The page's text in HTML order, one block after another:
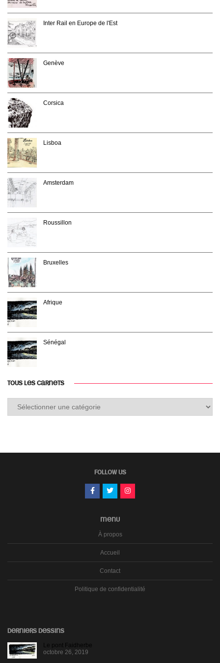
Inter Rail en Europe de l'Est
Genève
Corsica
Lisboa
Amsterdam
Roussillon
Bruxelles
Afrique
Sénégal
TOUS LES CARNETS
FOLLOW US
MENU
À propos
Accueil
Contact
Politique de confidentialité
DERNIERS DESSINS
Le pont Faidherbe
octobre 26, 2019